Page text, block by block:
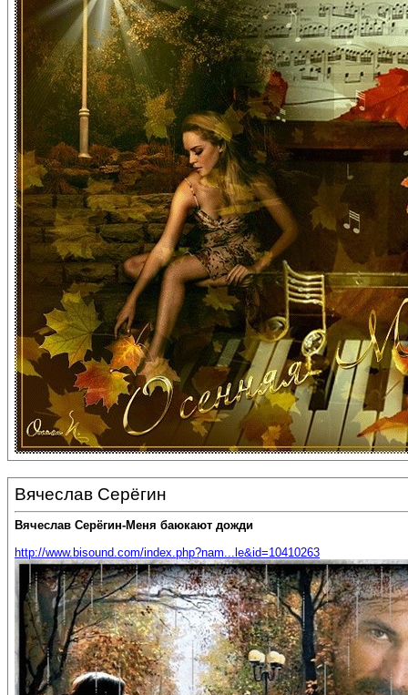
Вячеслав Серёгин
Вячеслав Серёгин-Меня баюкают дожди
http://www.bisound.com/index.php?nam...le&id=10410263